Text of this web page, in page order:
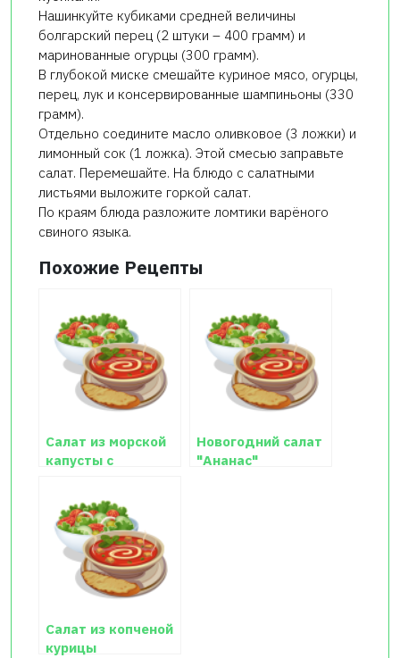
Нашинкуйте кубиками средней величины
болгарский перец (2 штуки – 400 грамм) и
маринованные огурцы (300 грамм).
В глубокой миске смешайте куриное мясо, огурцы,
перец, лук и консервированные шампиньоны (330
грамм).
Отдельно соедините масло оливковое (3 ложки) и
лимонный сок (1 ложка). Этой смесью заправьте
салат. Перемешайте. На блюдо с салатными
листьями выложите горкой салат.
По краям блюда разложите ломтики варёного
свиного языка.
Похожие Рецепты
Салат из морской
капусты с
Новогодний салат
"Ананас"
Салат из копченой
курицы